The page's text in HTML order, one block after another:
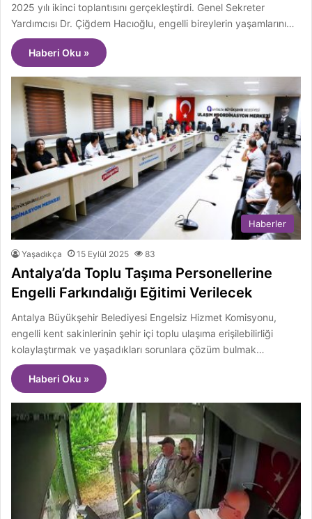
2025 yılı ikinci toplantısını gerçekleştirdi. Genel Sekreter
Yardımcısı Dr. Çiğdem Hacıoğlu, engelli bireylerin yaşamlarını…
Haberi Oku »
Haberler
Yaşadıkça 15 Eylül 2025 83
Antalya’da Toplu Taşıma Personellerine
Engelli Farkındalığı Eğitimi Verilecek
Antalya Büyükşehir Belediyesi Engelsiz Hizmet Komisyonu,
engelli kent sakinlerinin şehir içi toplu ulaşıma erişilebilirliği
kolaylaştırmak ve yaşadıkları sorunlara çözüm bulmak…
Haberi Oku »